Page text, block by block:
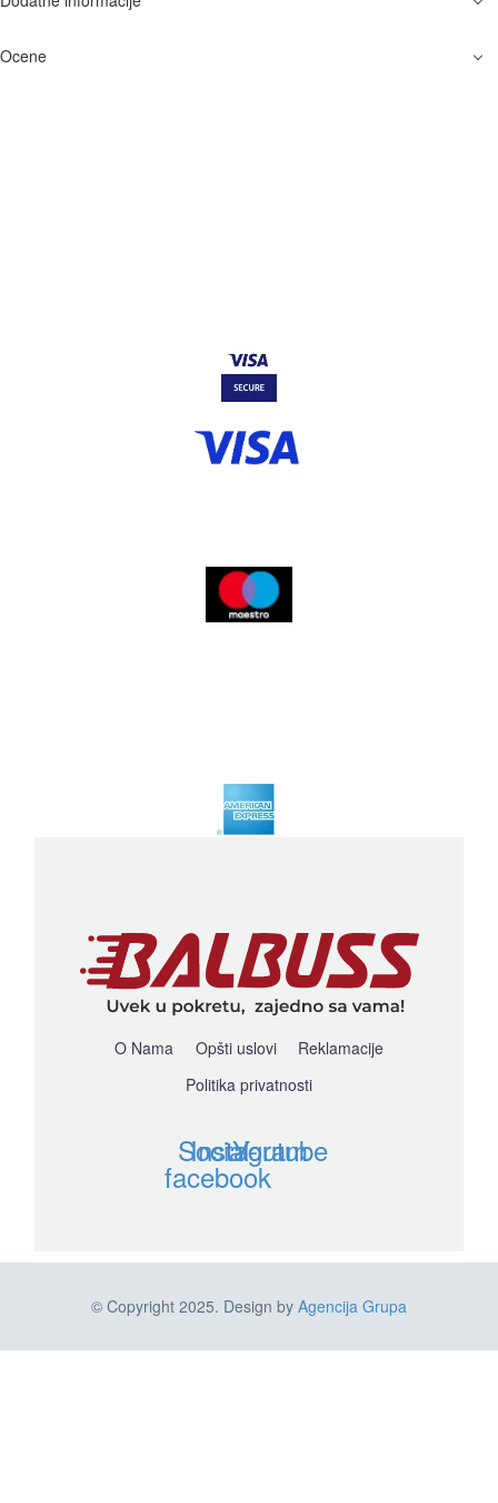
Ocene
O Nama Opšti uslovi
Reklamacije
Politika privatnosti
Social-
facebook
Instagram
Youtube
© Copyright 2025. Design by Agencija Grupa